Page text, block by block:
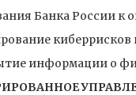
Банка России к
киберрисков
информации о